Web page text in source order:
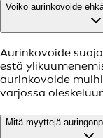
Voiko aurinkovoide
Aurinkovoide
estä
aurinkovoide
varjossa
Mitä myyttejä